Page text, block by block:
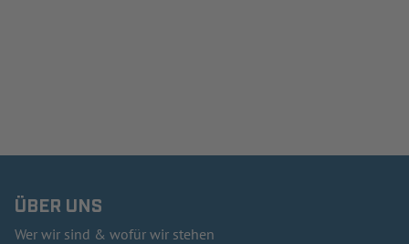
ÜBER UNS
Wer wir sind & wofür wir stehen